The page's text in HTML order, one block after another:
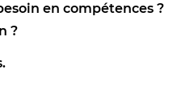
en compétences ?
?